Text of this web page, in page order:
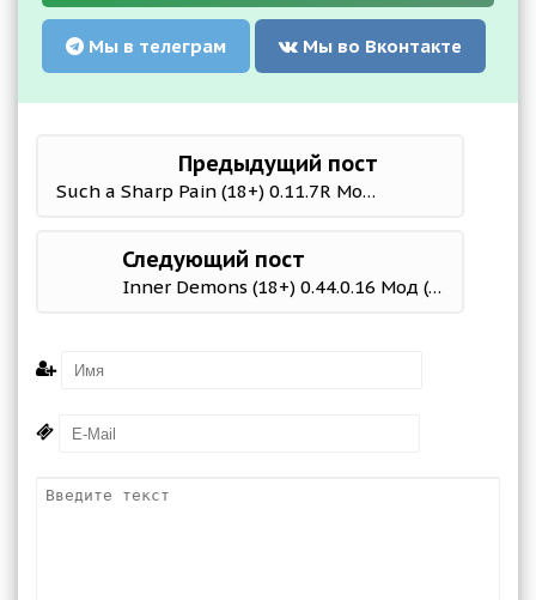
Мы в телеграм Мы во Вконтакте
Предыдущий пост
Such a Sharp Pain (18+) 0.11.7R Мод (полная версия)
Следующий пост
Inner Demons (18+) 0.44.0.16 Мод (полная версия)